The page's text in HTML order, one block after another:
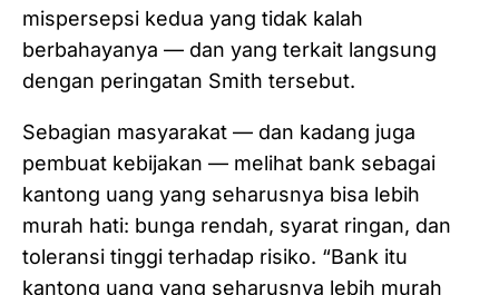
mispersepsi kedua yang tidak kalah
berbahayanya — dan yang terkait langsung
dengan peringatan Smith tersebut.
Sebagian masyarakat — dan kadang juga
pembuat kebijakan — melihat bank sebagai
kantong uang yang seharusnya bisa lebih
murah hati: bunga rendah, syarat ringan, dan
toleransi tinggi terhadap risiko. “Bank itu
kantong uang yang seharusnya lebih murah